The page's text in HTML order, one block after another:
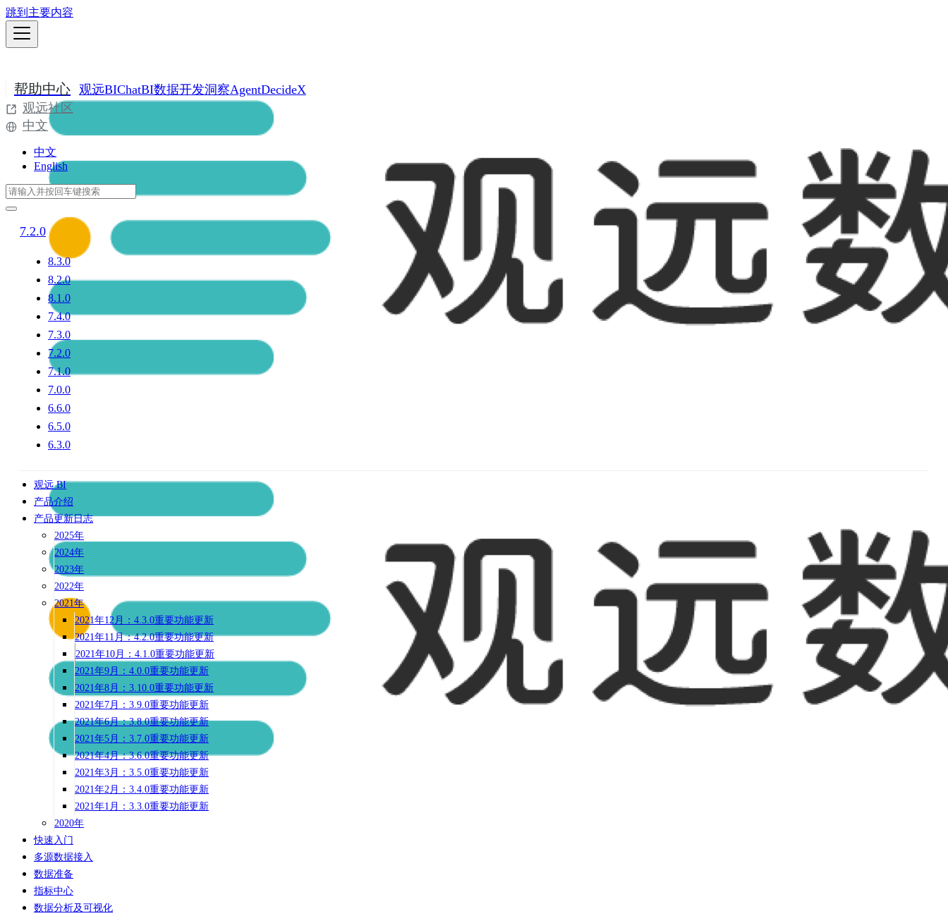
跳到主要内容
帮助中心 观远BIChatBI数据开发洞察AgentDecideX
观远社区
中文
中文
English
7.2.0
8.3.0
8.2.0
8.1.0
7.4.0
7.3.0
7.2.0
7.1.0
7.0.0
6.6.0
6.5.0
6.3.0
观远 BI
产品介绍
产品更新日志
2025年
2024年
2023年
2022年
2021年
2021年12月：4.3.0重要功能更新
2021年11月：4.2.0重要功能更新
2021年10月：4.1.0重要功能更新
2021年9月：4.0.0重要功能更新
2021年8月：3.10.0重要功能更新
2021年7月：3.9.0重要功能更新
2021年6月：3.8.0重要功能更新
2021年5月：3.7.0重要功能更新
2021年4月：3.6.0重要功能更新
2021年3月：3.5.0重要功能更新
2021年2月：3.4.0重要功能更新
2021年1月：3.3.0重要功能更新
2020年
快速入门
多源数据接入
数据准备
指标中心
数据分析及可视化